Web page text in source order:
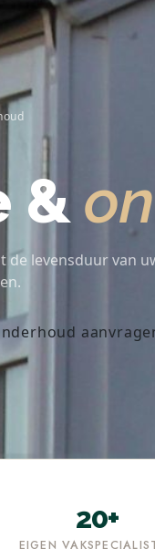
&
levensduur van
20+
EIGEN